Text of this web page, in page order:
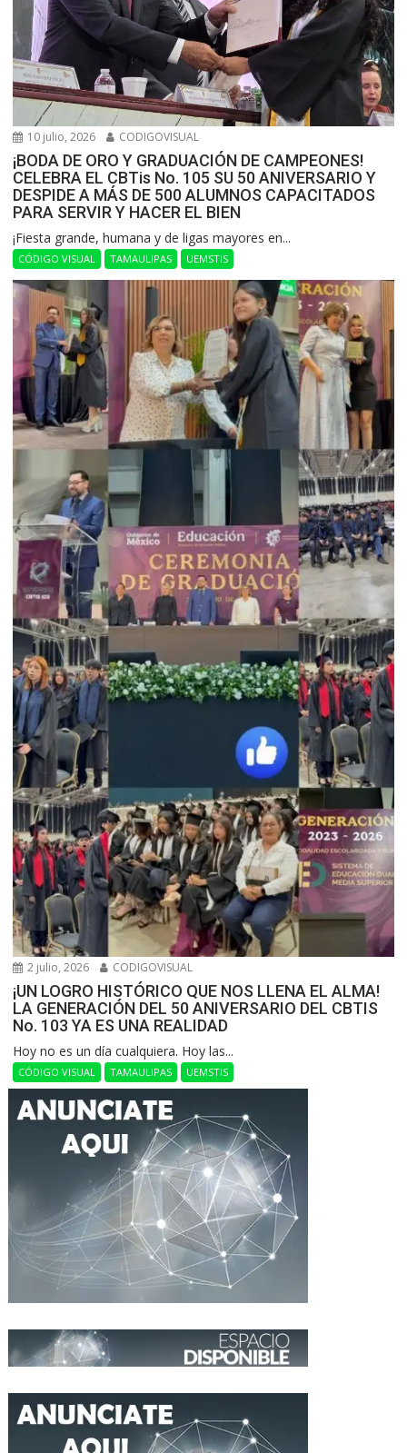
10 julio, 2026 CODIGOVISUAL
¡BODA DE ORO Y GRADUACIÓN DE CAMPEONES!
CELEBRA EL CBTis No. 105 SU 50 ANIVERSARIO Y
DESPIDE A MÁS DE 500 ALUMNOS CAPACITADOS
PARA SERVIR Y HACER EL BIEN
​¡Fiesta grande, humana y de ligas mayores en...
CÓDIGO VISUAL TAMAULIPAS UEMSTIS
2 julio, 2026 CODIGOVISUAL
¡UN LOGRO HISTÓRICO QUE NOS LLENA EL ALMA!
LA GENERACIÓN DEL 50 ANIVERSARIO DEL CBTIS
No. 103 YA ES UNA REALIDAD
Hoy no es un día cualquiera. Hoy las...
CÓDIGO VISUAL TAMAULIPAS UEMSTIS